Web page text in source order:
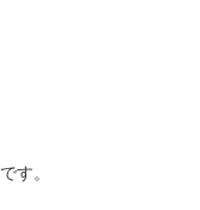
す。